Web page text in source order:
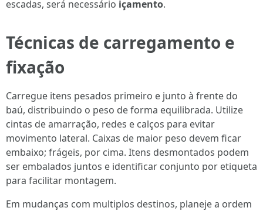
escadas, será necessário içamento.
Técnicas de carregamento e
fixação
Carregue itens pesados primeiro e junto à frente do
baú, distribuindo o peso de forma equilibrada. Utilize
cintas de amarração, redes e calços para evitar
movimento lateral. Caixas de maior peso devem ficar
embaixo; frágeis, por cima. Itens desmontados podem
ser embalados juntos e identificar conjunto por etiqueta
para facilitar montagem.
Em mudanças com multiplos destinos, planeje a ordem